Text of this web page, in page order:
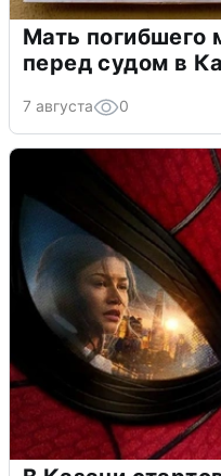
Мать погибшего
перед судом в
7 августа 0